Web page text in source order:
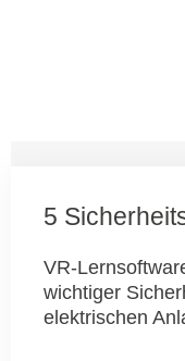
5
VR-
wichtiger
elektrischen